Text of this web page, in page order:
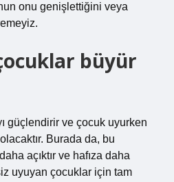
onu genişlettiğini veya
büyür
güçlendirir ve çocuk uyurken
Burada da, bu
açıktır ve hafıza daha
uyuyan çocuklar için tam